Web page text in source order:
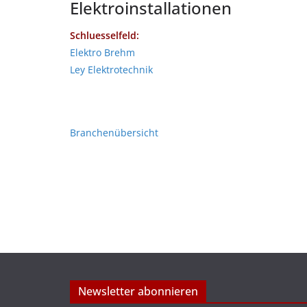
Elektroinstallationen
Schluesselfeld:
Elektro Brehm
Ley Elektrotechnik
Branchenübersicht
Newsletter abonnieren